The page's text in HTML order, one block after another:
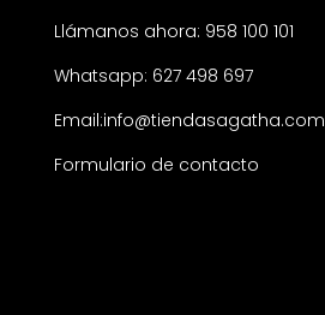
Llámanos ahora: 958 100 101
Whatsapp: 627 498 697
Email:info@tiendasagatha.com
Formulario de contacto